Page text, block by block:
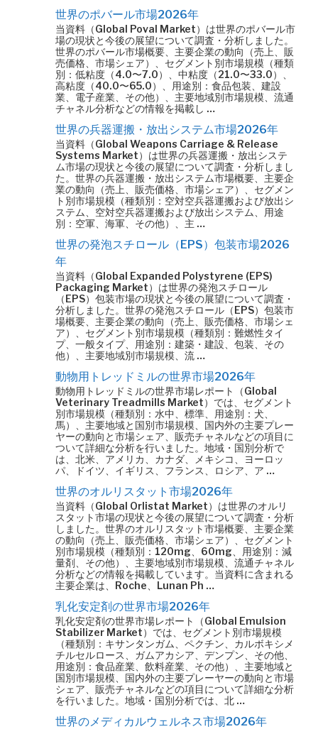
世界のポバール市場2026年
当資料（Global Poval Market）は世界のポバール市
場の現状と今後の展望について調査・分析しました。
世界のポバール市場概要、主要企業の動向（売上、販
売価格、市場シェア）、セグメント別市場規模（種類
別：低粘度（4.0〜7.0）、中粘度（21.0〜33.0）、
高粘度（40.0〜65.0）、用途別：食品包装、建設
業、電子産業、その他）、主要地域別市場規模、流通
チャネル分析などの情報を掲載し …
世界の兵器運搬・放出システム市場2026年
当資料（Global Weapons Carriage & Release
Systems Market）は世界の兵器運搬・放出システ
ム市場の現状と今後の展望について調査・分析しまし
た。世界の兵器運搬・放出システム市場概要、主要企
業の動向（売上、販売価格、市場シェア）、セグメン
ト別市場規模（種類別：空対空兵器運搬および放出シ
ステム、空対空兵器運搬および放出システム、用途
別：空軍、海軍、その他）、主 …
世界の発泡スチロール（EPS）包装市場2026
年
当資料（Global Expanded Polystyrene (EPS)
Packaging Market）は世界の発泡スチロール
（EPS）包装市場の現状と今後の展望について調査・
分析しました。世界の発泡スチロール（EPS）包装市
場概要、主要企業の動向（売上、販売価格、市場シェ
ア）、セグメント別市場規模（種類別：難燃性タイ
プ、一般タイプ、用途別：建築・建設、包装、その
他）、主要地域別市場規模、流 …
動物用トレッドミルの世界市場2026年
動物用トレッドミルの世界市場レポート（Global
Veterinary Treadmills Market）では、セグメント
別市場規模（種類別：水中、標準、用途別：犬、
馬）、主要地域と国別市場規模、国内外の主要プレー
ヤーの動向と市場シェア、販売チャネルなどの項目に
ついて詳細な分析を行いました。地域・国別分析で
は、北米、アメリカ、カナダ、メキシコ、ヨーロッ
パ、ドイツ、イギリス、フランス、ロシア、ア …
世界のオルリスタット市場2026年
当資料（Global Orlistat Market）は世界のオルリ
スタット市場の現状と今後の展望について調査・分析
しました。世界のオルリスタット市場概要、主要企業
の動向（売上、販売価格、市場シェア）、セグメント
別市場規模（種類別：120mg、60mg、用途別：減
量剤、その他）、主要地域別市場規模、流通チャネル
分析などの情報を掲載しています。当資料に含まれる
主要企業は、Roche、Lunan Ph …
乳化安定剤の世界市場2026年
乳化安定剤の世界市場レポート（Global Emulsion
Stabilizer Market）では、セグメント別市場規模
（種類別：キサンタンガム、ペクチン、カルボキシメ
チルセルロース、ガムアカシア、デンプン、その他、
用途別：食品産業、飲料産業、その他）、主要地域と
国別市場規模、国内外の主要プレーヤーの動向と市場
シェア、販売チャネルなどの項目について詳細な分析
を行いました。地域・国別分析では、北 …
世界のメディカルウェルネス市場2026年